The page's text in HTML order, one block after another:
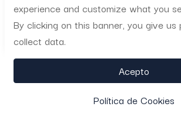
Administrator
La felicidad es la causa de
los procesos
“Hoy en día, la ciencia del management está aportando
experience and customize what you
By clicking on this banner, you give us
collect data.
Acepto
Política de Cookies